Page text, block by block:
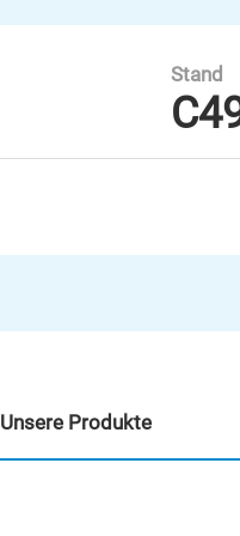
Stand
Unsere Produkte